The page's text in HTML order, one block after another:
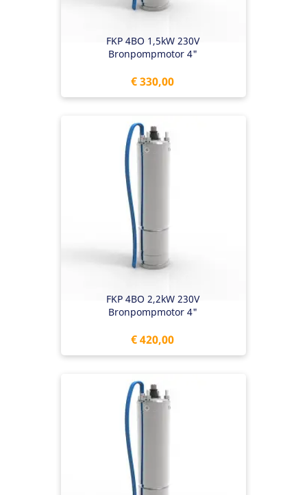
FKP 4BO 1,5kW 230V
Bronpompmotor 4"
Prijs
€ 330,00
FKP 4BO 2,2kW 230V
Bronpompmotor 4"
Prijs
€ 420,00